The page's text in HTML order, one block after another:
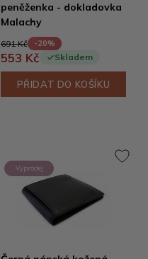
peněženka - dokladovka
Malachy
691 Kč -20%
553 Kč Skladem
PŘIDAT DO KOŠÍKU
Výprodej